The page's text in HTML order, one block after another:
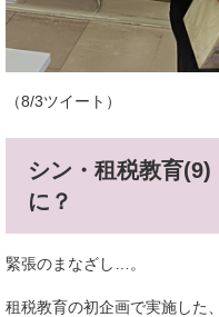
（8/3ツイート）
シン・租税教育
に？
緊張のまなざし…。
租税教育の初企画で実施した